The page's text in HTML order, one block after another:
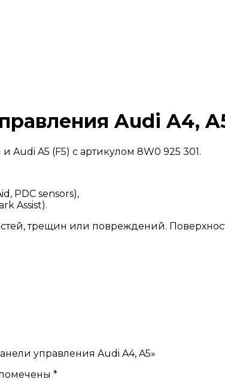
Audi A4,
A5 (F5) с артикулом 8W0 925 301.
PDC sensors),
Assist).
трещин или повреждений.
управления Audi A4, A5»
*